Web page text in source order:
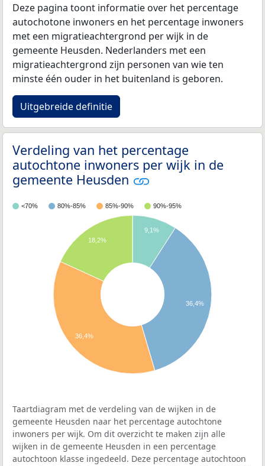
Deze pagina toont informatie over het percentage
autochotone inwoners en het percentage inwoners
met een migratieachtergrond per wijk in de
gemeente Heusden. Nederlanders met een
migratieachtergrond zijn personen van wie ten
minste één ouder in het buitenland is geboren.
Uitgebreide definitie
Verdeling van het percentage
autochtone inwoners per wijk in de
gemeente Heusden
<70% 80%-85% 85%-90% 90%-95%
9,1%
36,4%
18,2%
36,4%
Taartdiagram met de verdeling van de wijken in de
gemeente Heusden naar het percentage autochtone
inwoners per wijk. Om dit overzicht te maken zijn alle
wijken in de gemeente Heusden in een percentage
autochtoon klasse ingedeeld. Deze percentage autochtoon